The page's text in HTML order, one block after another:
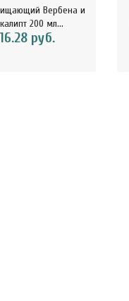
Вербена и
200 мл...
16.28 руб.